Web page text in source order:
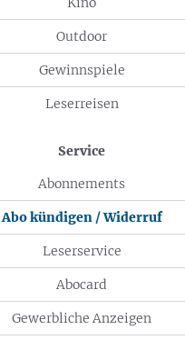
Outdoor
Gewinnspiele
Leserreisen
Service
Abonnements
Abo kündigen / Widerruf
Leserservice
Abocard
Gewerbliche Anzeigen